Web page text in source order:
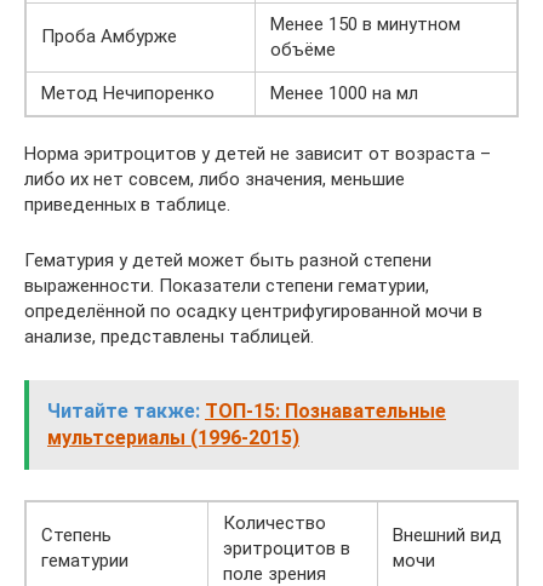
Проба Амбурже
Менее 150 в минутном
объёме
Метод Нечипоренко
Менее 1000 на мл
Норма эритроцитов у детей не зависит от возраста –
либо их нет совсем, либо значения, меньшие
приведенных в таблице.
Гематурия у детей может быть разной степени
выраженности. Показатели степени гематурии,
определённой по осадку центрифугированной мочи в
анализе, представлены таблицей.
Читайте также: ТОП-15: Познавательные
мультсериалы (1996-2015)
Степень
гематурии
Количество
эритроцитов в
поле зрения
Внешний вид
мочи